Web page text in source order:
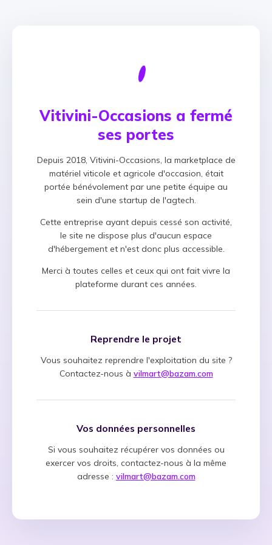
Vitivini-Occasions a fermé
ses portes
Depuis 2018, Vitivini-Occasions, la marketplace de
matériel viticole et agricole d'occasion, était
portée bénévolement par une petite équipe au
sein d'une startup de l'agtech.
Cette entreprise ayant depuis cessé son activité,
le site ne dispose plus d'aucun espace
d'hébergement et n'est donc plus accessible.
Merci à toutes celles et ceux qui ont fait vivre la
plateforme durant ces années.
Reprendre le projet
Vous souhaitez reprendre l'exploitation du site ?
Contactez-nous à vilmart@bazam.com
Vos données personnelles
Si vous souhaitez récupérer vos données ou
exercer vos droits, contactez-nous à la même
adresse : vilmart@bazam.com